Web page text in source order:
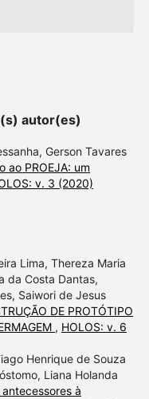
autor(es)
Gerson Tavares
ao PROEJA: um
v. 3 (2020)
Lima, Thereza Maria
da Costa Dantas,
Saiwori de Jesus
DE PROTÓTIPO
, HOLOS: v. 6
Henrique de Souza
Liana Holanda
à